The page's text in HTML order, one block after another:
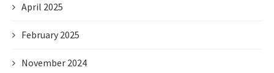
April 2025
February 2025
November 2024